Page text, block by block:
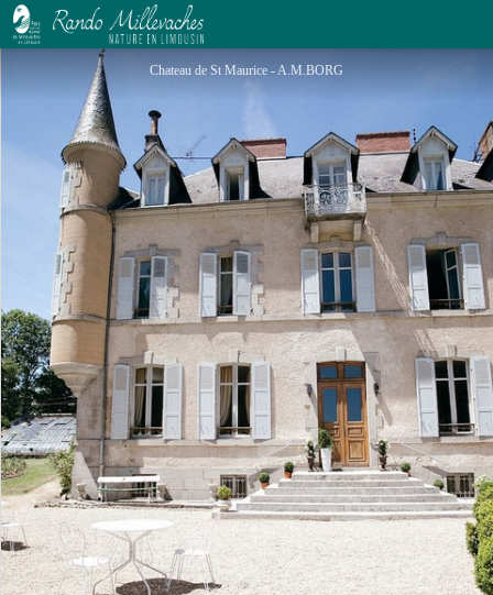
Le Château de St Maurice-près-Crocq : Le Grand clos
Chateau de St Maurice - A.M.BORG